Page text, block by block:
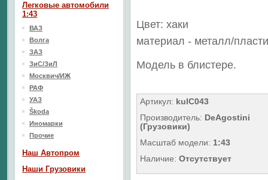
Цвет: хаки
материал - металл/
Модель в блистере.
Артикул: kulC043
Производитель: DeAgostini
(Грузовики)
Масштаб модели: 1:43
Наличие: Отсутствует
Легковые автомобили
1:43
ВАЗ
Волга
ЗАЗ
ЗиС/ЗиЛ
Москвич/ИЖ
РАФ
УАЗ
Škoda
Иномарки
Прочие
Наш Aвтопром
Наши Грузовики